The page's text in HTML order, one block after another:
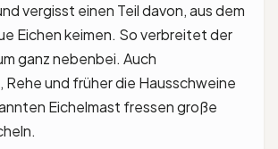
vergisst einen Teil davon, aus dem
Eichen keimen. So verbreitet der
ganz nebenbei. Auch
Rehe und früher die Hausschweine
Eichelmast fressen große